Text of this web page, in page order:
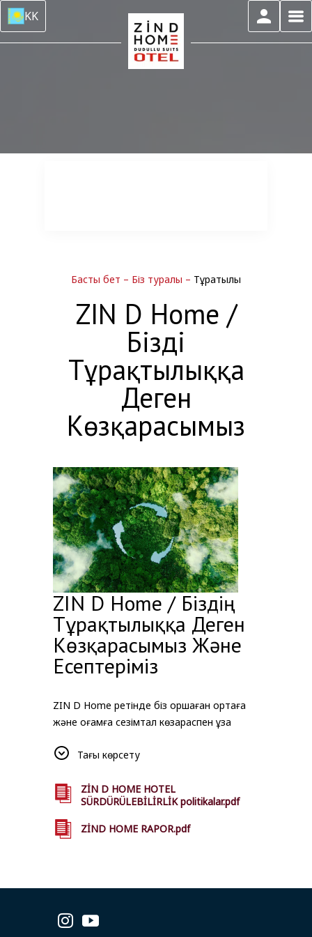
KK
Басты бет – Біз туралы – Тұрақтылық
ZIN D Home /
Біздің
Тұрақтылыққа
Деген
Көзқарасымыз
ZIN D Home / Біздің
Тұрақтылыққа Деген
Көзқарасымыз Және
Есептеріміз
ZIN D Home ретінде біз қоршаған ортаға
және қоғамға сезімтал көзқараспен ұзақ
қалыптастырамыз. Біз стамбулдағы табиғи
жергілікті өмірмен үйлесімді және барлық
нысандарымызда қонақтарымызға тұрақты
тұру тәжірибесін ұсынуға тырысамыз.
Қатысты есептерімізге осы беттен қол
Тағы көрсету
ZİN D HOME HOTEL
SÜRDÜRÜLEBİLİRLİK politikalar.pdf
ZİND HOME RAPOR.pdf